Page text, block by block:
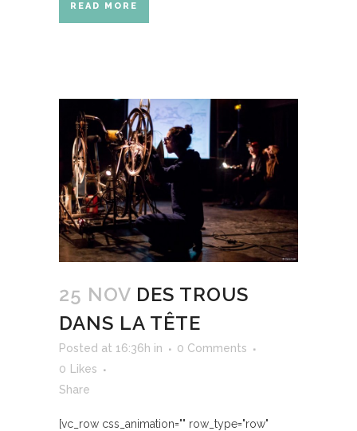
READ MORE
25 NOV DES TROUS
DANS LA TÊTE
Posted at 16:36h in
0 Comments
0
Likes
Share
[vc_row css_animation="" row_type="row"